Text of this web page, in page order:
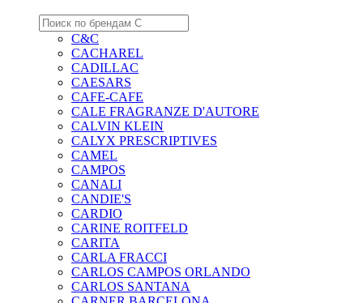
C&C
CACHAREL
CADILLAC
CAESARS
CAFE-CAFE
CALE FRAGRANZE D'AUTORE
CALVIN KLEIN
CALYX PRESCRIPTIVES
CAMEL
CAMPOS
CANALI
CANDIE'S
CARDIO
CARINE ROITFELD
CARITA
CARLA FRACCI
CARLOS CAMPOS ORLANDO
CARLOS SANTANA